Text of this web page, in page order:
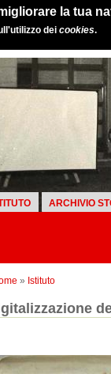
la tua
dei cookies.
ARCHIVIO
» Istituto